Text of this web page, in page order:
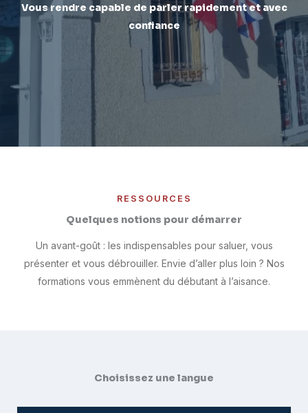
Vous rendre capable de parler rapidement et avec
confiance
RESSOURCES
Quelques notions pour démarrer
Un avant-goût : les indispensables pour saluer, vous
présenter et vous débrouiller. Envie d’aller plus loin ? Nos
formations vous emmènent du débutant à l’aisance.
Choisissez une langue